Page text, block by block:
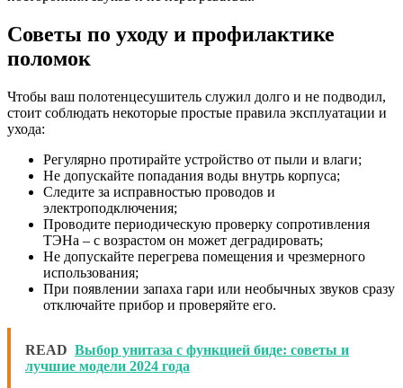
Советы по уходу и профилактике
поломок
Чтобы ваш полотенцесушитель служил долго и не подводил,
стоит соблюдать некоторые простые правила эксплуатации и
ухода:
Регулярно протирайте устройство от пыли и влаги;
Не допускайте попадания воды внутрь корпуса;
Следите за исправностью проводов и
электроподключения;
Проводите периодическую проверку сопротивления
ТЭНа – с возрастом он может деградировать;
Не допускайте перегрева помещения и чрезмерного
использования;
При появлении запаха гари или необычных звуков сразу
отключайте прибор и проверяйте его.
READ Выбор унитаза с функцией биде: советы и
лучшие модели 2024 года